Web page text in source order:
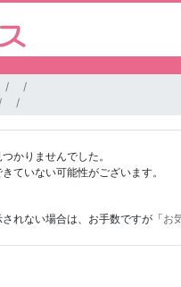
かりませんでした。
ていない可能性がございます。
れない場合は、お手数ですが「お